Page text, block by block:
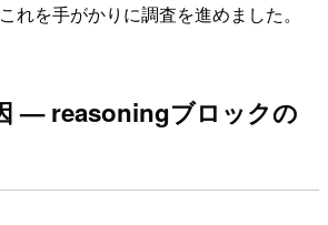
れを手がかりに調査を進めました。
— reasoningブロックの